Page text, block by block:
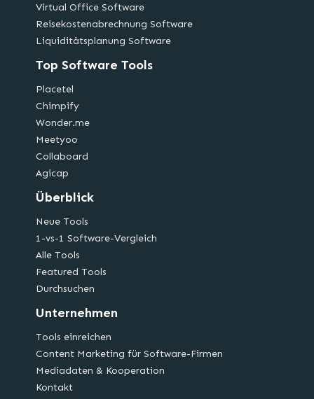
Virtual Office Software
Reisekostenabrechnung Software
Liquiditätsplanung Software
Top Software Tools
Placetel
Chimpify
Wonder.me
Meetyoo
Collaboard
Agicap
Überblick
Neue Tools
1-vs-1 Software-Vergleich
Alle Tools
Featured Tools
Durchsuchen
Unternehmen
Tools einreichen
Content Marketing für Software-Firmen
Mediadaten & Kooperation
Kontakt